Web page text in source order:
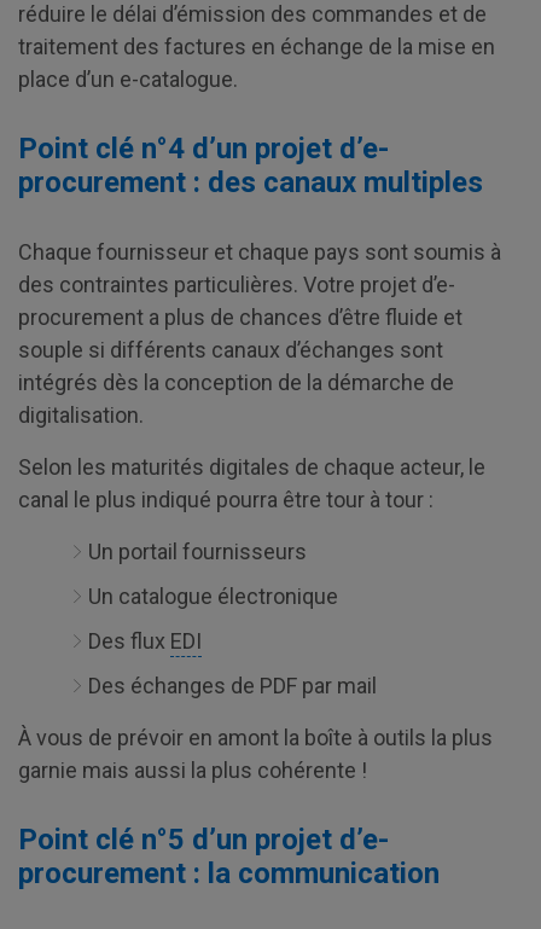
réduire le délai d’émission des commandes et de
traitement des factures en échange de la mise en
place d’un e-catalogue.
Point clé n°4 d’un projet d’e-
procurement : des canaux multiples
Chaque fournisseur et chaque pays sont soumis à
des contraintes particulières. Votre projet d’e-
procurement a plus de chances d’être fluide et
souple si différents canaux d’échanges sont
intégrés dès la conception de la démarche de
digitalisation.
Selon les maturités digitales de chaque acteur, le
canal le plus indiqué pourra être tour à tour :
Un portail fournisseurs
Un catalogue électronique
Des flux EDI
Des échanges de PDF par mail
À vous de prévoir en amont la boîte à outils la plus
garnie mais aussi la plus cohérente !
Point clé n°5 d’un projet d’e-
procurement : la communication